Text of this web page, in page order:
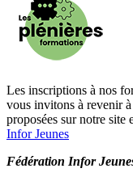
Les inscriptions à nos
vous invitons à revenir
proposées sur notre site
Infor Jeunes
Fédération Infor